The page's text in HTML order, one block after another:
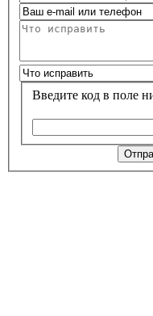
Введите код в поле